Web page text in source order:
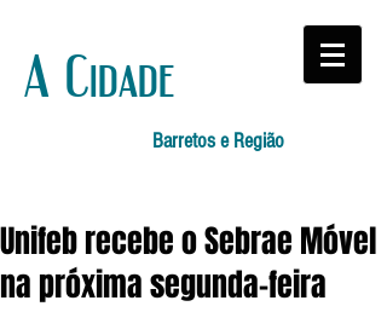
A Cidade
Barretos e Região
Unifeb recebe o Sebrae Móvel
na próxima segunda-feira